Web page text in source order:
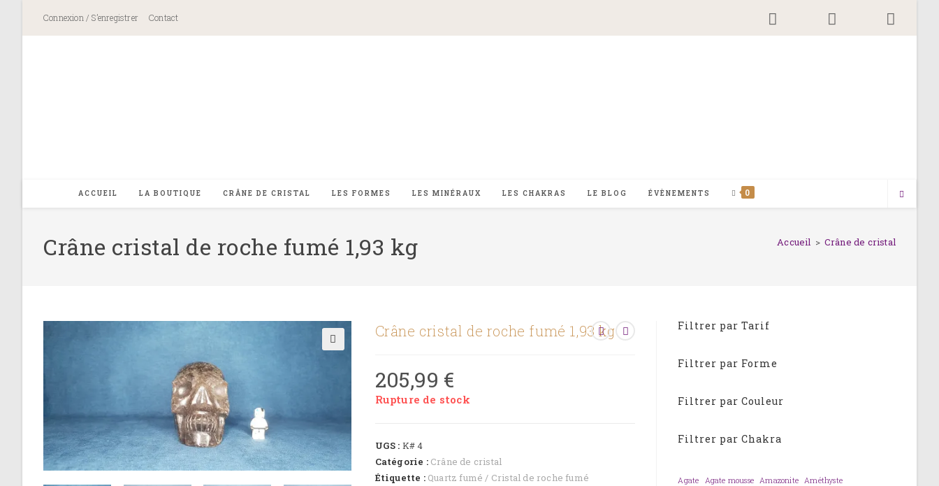
Connexion / S’enregistrer Contact
ACCUEIL LA BOUTIQUE CRÂNE DE CRISTAL LES FORMES LES MINÉRAUX LES CHAKRAS LE BLOG ÉVÈNEMENTS 0
Crâne cristal de roche fumé 1,93 kg Accueil > Crâne de cristal
Crâne cristal de roche fumé 1,93 kg
205,99 €
Rupture de stock
UGS : K# 4
Catégorie : Crâne de cristal
Étiquette : Quartz fumé / Cristal de roche fumé
Filtrer par Tarif
Filtrer par Forme
Filtrer par Couleur
Filtrer par Chakra
Agate Agate mousse Amazonite Améthyste